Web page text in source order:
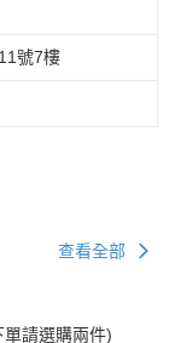
號7樓
查看全部
請選購兩件)